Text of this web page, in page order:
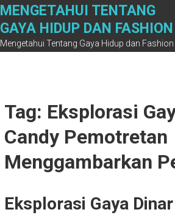
Skip
content
MENGETAHUI TENTANG
GAYA HIDUP DAN FASHION
Mengetahui Tentang Gaya Hidup dan Fashion
Tag: Eksplorasi
Candy Pemotretan
Menggambarkan
Eksplorasi Gaya